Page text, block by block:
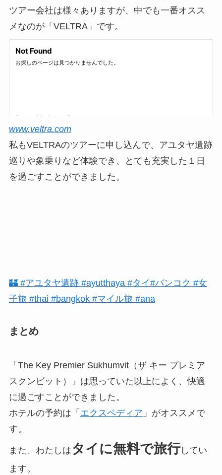
ツアー会社は様々ありますが、中でも一番オスス
メなのが「VELTRA」です。
www.veltra.com
私もVELTRAのツアーに申し込んで、アユタヤ遺跡
巡りや象乗りなど体験でき、とても充実した１日
を過ごすことができました。
🏰 #アユタヤ遺跡 #ayutthaya #タイ#バンコク #女
子旅 #thai #bangkok #マイル旅 #ana
まとめ
「The Key Premier Sukhumvit（ザ キー プレミア
スクンビット）」は思っていた以上によく、快適
に過ごすことができました。
ホテルの予約は「 エクスペディア 」がオススメで
す。
また、わたしはタイに無料で旅行してい
ます。